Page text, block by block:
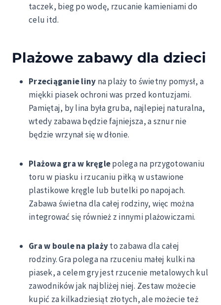
taczek, bieg po wodę, rzucanie kamieniami do
celu itd.
Plażowe zabawy dla dzieci
Przeciąganie liny na plaży to świetny pomysł, a
miękki piasek ochroni was przed kontuzjami.
Pamiętaj, by lina była gruba, najlepiej naturalna,
wtedy zabawa będzie fajniejsza, a sznur nie
będzie wrzynał się w dłonie.
Plażowa gra w kręglepolega na przygotowaniu
toru w piasku i rzucaniu piłką w ustawione
plastikowe kręgle lub butelki po napojach.
Zabawa świetna dla całej rodziny, więc można
integrować się również z innymi plażowiczami.
Gra w boule na plażyto zabawa dla całej
rodziny. Gra polega na rzuceniu małej kulki na
piasek, a celem gry jest rzucenie metalowych kul
zawodników jak najbliżej niej. Zestaw możecie
kupić za kilkadziesiąt złotych, ale możecie też